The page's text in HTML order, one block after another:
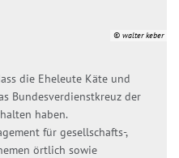
© walter keber
die Eheleute Käte und
Bundesverdienstkreuz der
haben.
für gesellschafts-,
örtlich sowie